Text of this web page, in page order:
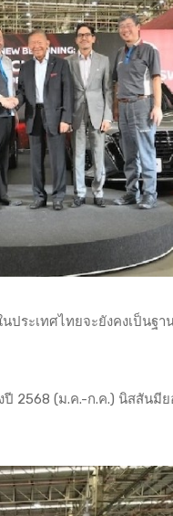
นประเทศไทยจะยังคงเป็นฐ
ปี 2568 (ม.ค.-ก.ค.) นิสสันมี